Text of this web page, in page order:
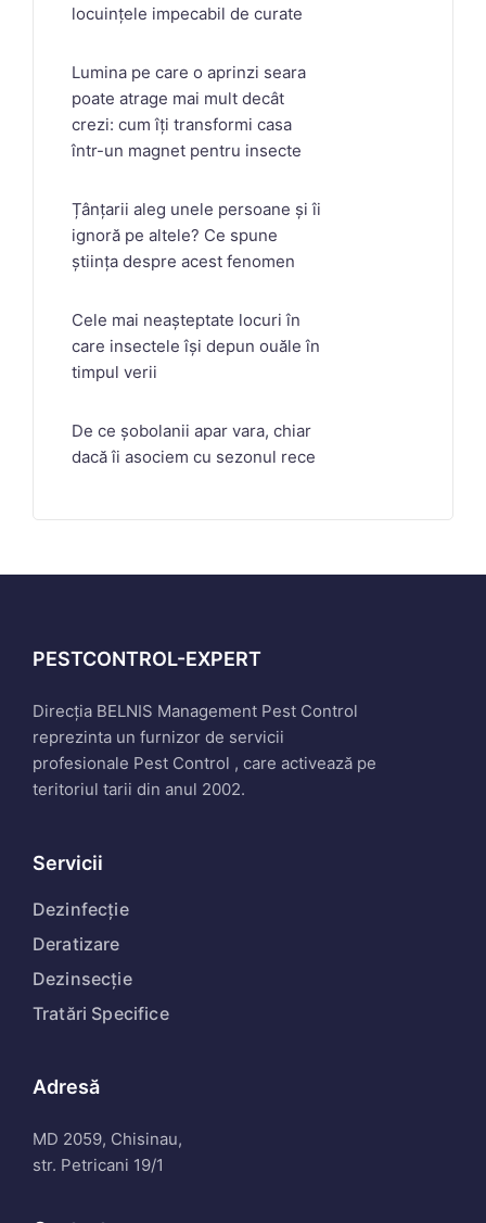
locuințele impecabil de curate
Lumina pe care o aprinzi seara
poate atrage mai mult decât
crezi: cum îți transformi casa
într-un magnet pentru insecte
Țânțarii aleg unele persoane și îi
ignoră pe altele? Ce spune
știința despre acest fenomen
Cele mai neașteptate locuri în
care insectele își depun ouăle în
timpul verii
De ce șobolanii apar vara, chiar
dacă îi asociem cu sezonul rece
PESTCONTROL-EXPERT
Direcția BELNIS Management Pest Control
reprezinta un furnizor de servicii
profesionale Pest Control , care activează pe
teritoriul tarii din anul 2002.
Servicii
Dezinfecție
Deratizare
Dezinsecție
Tratări Specifice
Adresă
MD 2059, Chisinau,
str. Petricani 19/1